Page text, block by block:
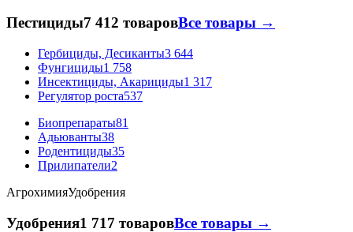
Пестициды7 412 товаровВсе товары →
Гербициды, Десиканты3 644
Фунгициды1 758
Инсектициды, Акарициды1 317
Регулятор роста537
Биопрепараты81
Адьюванты38
Родентициды35
Прилипатели2
АгрохимияУдобрения
Удобрения1 717 товаровВсе товары →